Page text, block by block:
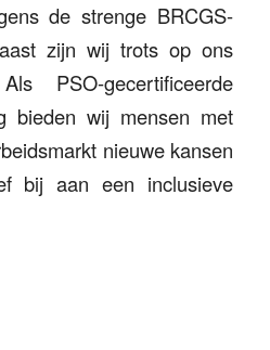
de strenge BRCGS-
zijn wij trots op ons
PSO-gecertificeerde
bieden wij mensen met
nieuwe kansen
bij aan een inclusieve